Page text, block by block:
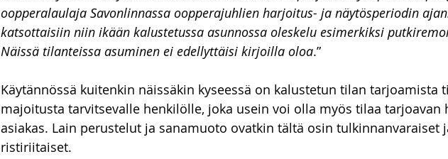
oopperalaulaja Savonlinnassa oopperajuhlien harjoitus- ja näytösperiodin
katsottaisiin niin ikään kalustetussa asunnossa oleskelu esimerkiksi
Näissä tilanteissa asuminen ei edellyttäisi kirjoilla oloa.”
Käytännössä kuitenkin näissäkin kyseessä on kalustetun tilan tarjoamista
majoitusta tarvitsevalle henkilölle, joka usein voi olla myös tilaa tarjoavan
asiakas. Lain perustelut ja sanamuoto ovatkin tältä osin tulkinnanvaraiset
ristiriitaiset.